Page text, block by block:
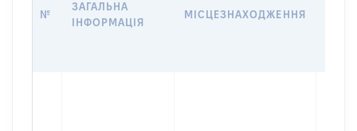
№
ЗАГАЛЬНА
ІНФОРМАЦІЯ
МІСЦЕЗНАХОДЖЕННЯ